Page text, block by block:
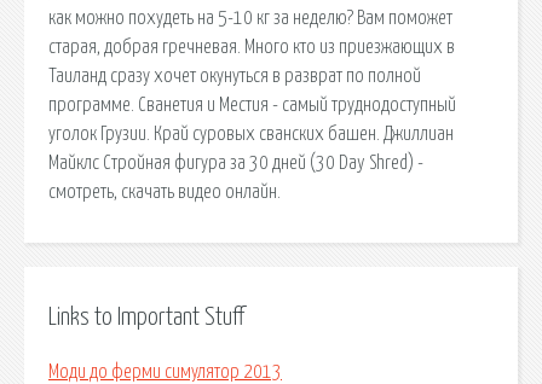
как можно похудеть на 5-10 кг за неделю? Вам поможет
старая, добрая гречневая. Много кто из приезжающих в
Таиланд сразу хочет окунуться в разврат по полной
программе. Сванетия и Местия - самый труднодоступный
уголок Грузии. Край суровых сванских башен. Джиллиан
Майклс Стройная фигура за 30 дней (30 Day Shred) -
смотреть, скачать видео онлайн.
Links to Important Stuff
Моди до ферми симулятор 2013